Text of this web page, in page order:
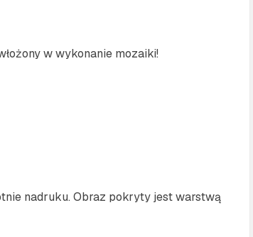
w wykonanie mozaiki!
nadruku. Obraz pokryty jest warstwą